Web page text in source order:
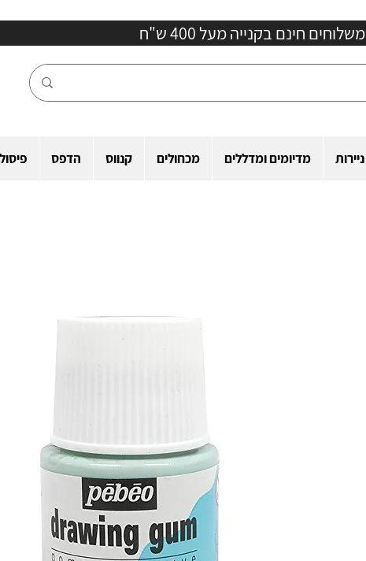
משלוחים חינם בקנייה מעל 400 ש"ח
ניירות מדיומים ומדללים מכחולים קנווס הדפס פיסול